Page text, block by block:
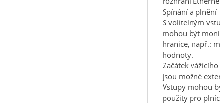
Spínání a plnění
S volitelným
mohou být
hranice, např.:
hodnoty.
Začátek
jsou možné
Vstupy mohou
použity pro